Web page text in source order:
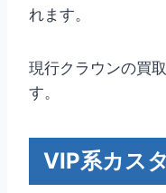
れます。
現行クラウンの買
す。
VIP系カス